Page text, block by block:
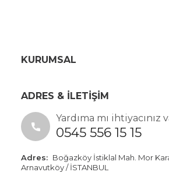
KURUMSAL
ADRES & İLETİŞİM
Yardıma mı ihtiyacınız
0545 556 15 15
Adres: Boğazköy İstiklal Mah. Mor
Arnavutköy / İSTANBUL